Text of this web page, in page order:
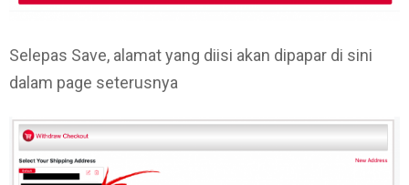
Selepas Save, alamat yang diisi akan dipapar di sini
dalam page seterusnya